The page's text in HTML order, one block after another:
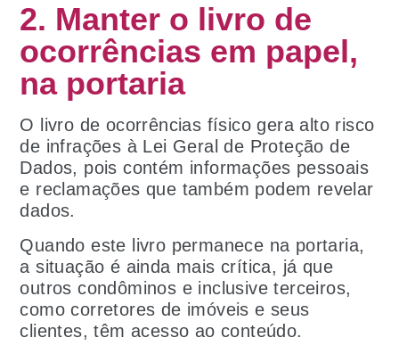
2. Manter o livro de
ocorrências em papel,
na portaria
O livro de ocorrências físico gera alto risco
de infrações à Lei Geral de Proteção de
Dados, pois contém informações pessoais
e reclamações que também podem revelar
dados.
Quando este livro permanece na portaria,
a situação é ainda mais crítica, já que
outros condôminos e inclusive terceiros,
como corretores de imóveis e seus
clientes, têm acesso ao conteúdo.